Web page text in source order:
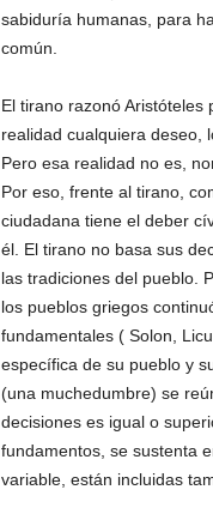
sabiduría humanas, para
común.
El tirano razonó
realidad cualquiera deseo,
Pero esa realidad no es,
Por eso, frente al tirano,
ciudadana tiene el deber
él. El tirano no basa sus
las tradiciones del pueblo.
los pueblos griegos
fundamentales ( Solon,
específica de su pueblo y
(una muchedumbre) se
decisiones es igual o
fundamentos, se sustenta
variable, están incluidas